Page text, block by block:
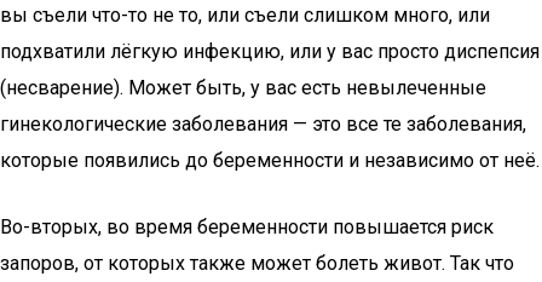
вы съели что-то не то, или съели слишком много, или
подхватили лёгкую инфекцию, или у вас просто диспепсия
(несварение). Может быть, у вас есть невылеченные
гинекологические заболевания — это все те заболевания,
которые появились до беременности и независимо от неё.
Во-вторых, во время беременности повышается риск
запоров, от которых также может болеть живот. Так что